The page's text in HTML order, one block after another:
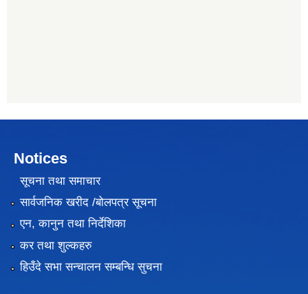
Notices
सूचना तथा समाचार
सार्वजनिक खरीद /बोलपत्र सूचना
एन, कानुन तथा निर्देशिका
कर तथा शुल्कहरु
हिउँदे सभा सन्चालन सम्बन्धि सुचना